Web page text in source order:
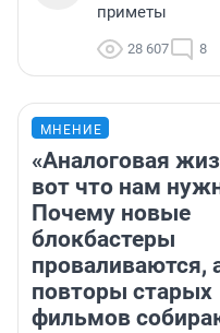
приметы
28 607 8
МНЕНИЕ
«Аналоговая
вот что нам
Почему новые
блокбастеры
проваливаются,
повторы старых
фильмов